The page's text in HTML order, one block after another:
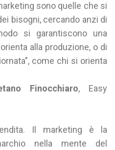
sono quelle che si
bisogni, cercando anzi di
si garantiscono una
alla produzione, o di
come chi si orienta
Finocchiaro, Easy
Il marketing è la
nella mente del